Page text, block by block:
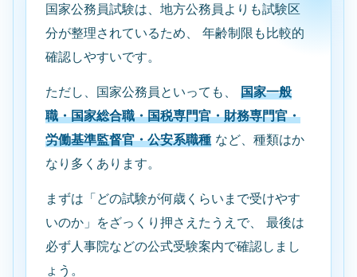
国家公務員試験は、地方公務員よりも試験区
分が整理されているため、 年齢制限も比較的
確認しやすいです。
ただし、国家公務員といっても、 国家一般
職・国家総合職・国税専門官・財務専門官・
労働基準監督官・公安系職種 など、種類はか
なり多くあります。
まずは「どの試験が何歳くらいまで受けやす
いのか」をざっくり押さえたうえで、 最後は
必ず人事院などの公式受験案内で確認しまし
ょう。